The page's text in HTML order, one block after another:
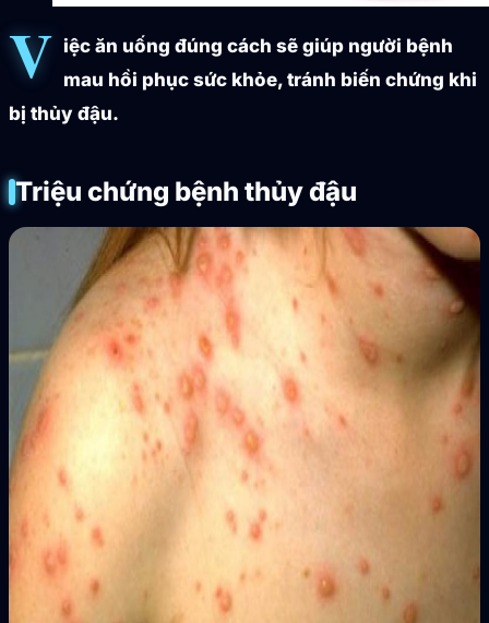
V iệc ăn uống đúng cách sẽ giúp người bệnh
mau hồi phục sức khỏe, tránh biến chứng khi
bị thủy đậu.
Triệu chứng bệnh thủy đậu